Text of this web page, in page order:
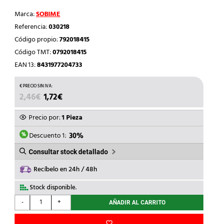
Marca:SOBIME
Referencia:030218
Código propio:792018415
Código TMT:0792018415
EAN 13:8431977204733
2,46€ EL
PRECIO
ORIGINAL
ERA:
2,46€.
1,72€
PRECIO
ACTUAL
ES:
1,72€.
Precio por:1 Pieza
Descuento 1: 30%
Consultar stock detallado
Recíbelo en 24h / 48h
Stock disponible.
-
SOBIME
-
+ AÑADIR AL CARRITO